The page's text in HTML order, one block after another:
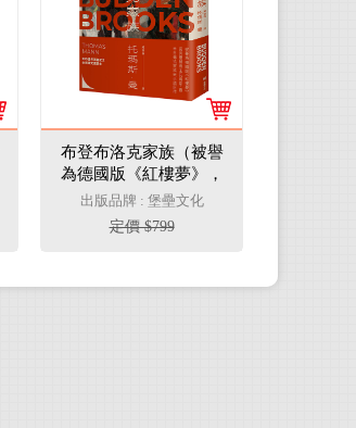
布登布洛克家族（被譽
為德國版《紅樓夢》，
諾貝爾獎得主托瑪斯．
曼奠定文壇地位之作、
最偉大的家族史小說）
出版品牌 : 堡壘文化
定價 $799